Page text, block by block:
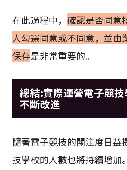
在此過程中， 確認是否同意
人勾選同意或不同意，並由
保存是非常重要的。
總結:實際運營電子競
不斷改進
隨著電子競技的關注度日益
技學校的人數也將持續增加。